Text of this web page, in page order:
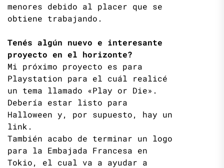
menores debido al placer que se
obtiene trabajando.
Tenés algún nuevo e interesante
proyecto en el horizonte?
Mi próximo proyecto es para
Playstation para el cuál realicé
un tema llamado «Play or Die».
Debería estar listo para
Halloween y, por supuesto, hay un
link.
También acabo de terminar un logo
para la Embajada Francesa en
Tokio, el cual va a ayudar a